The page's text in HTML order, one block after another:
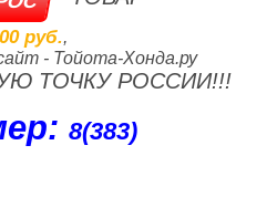
руб.,
- Тойота-Хонда.ру
ТОЧКУ РОССИИ!!!
8(383)